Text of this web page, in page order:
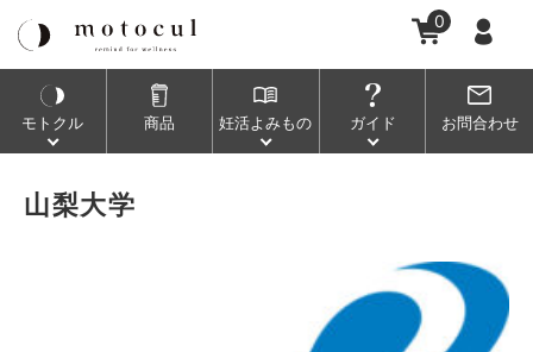
0
モトクル 商品 妊活よみもの ガイド お問合わせ
山梨大学